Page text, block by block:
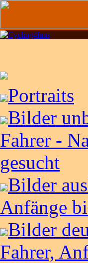
Portraits
Bilder
Fahrer -
gesucht
Bilder
Anfänge
Bilder
Fahrer,